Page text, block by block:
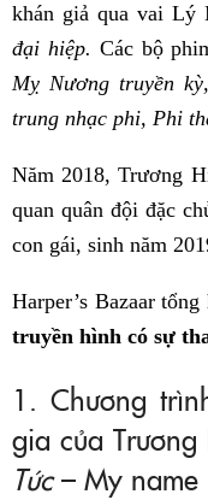
khán giả qua vai Lý
đại hiệp. Các bộ
Mỵ Nương truyền
trung nhạc phi, Phi
Năm 2018, Trương
quan quân đội đặc
con gái, sinh năm
Harper’s Bazaar
truyền hình có sự
1. Chương
gia của
Tức– My name